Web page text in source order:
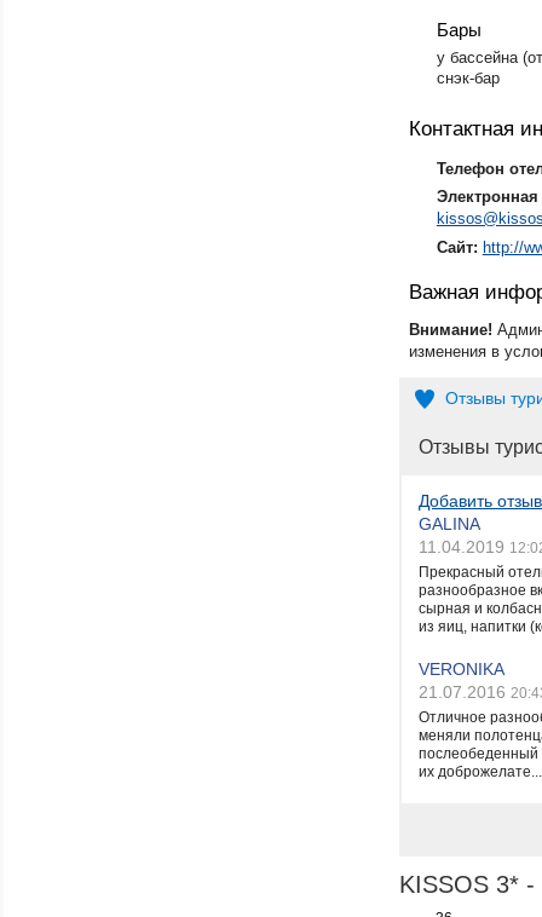
Бары
у бассейна
снэк-бар
Контактная
Телефон
Электронная
Сайт: http://
Важная
Внимание!
изменения в
Отзывы
Отзывы
Добавить отзыв
GALINA
11.04.2019
Прекрасный
разнообразное
сырная и
из яиц, напитки
VERONIKA
21.07.2016
Отличное
меняли
послеобеденный
их доброжелате...
KISSOS 3* -